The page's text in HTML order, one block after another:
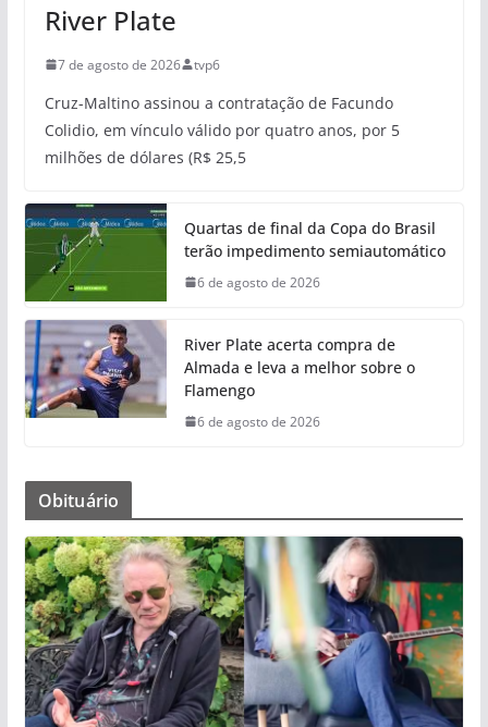
River Plate
7 de agosto de 2026 tvp6
Cruz-Maltino assinou a contratação de Facundo
Colidio, em vínculo válido por quatro anos, por 5
milhões de dólares (R$ 25,5
Quartas de final da Copa do Brasil
terão impedimento semiautomático
6 de agosto de 2026
River Plate acerta compra de
Almada e leva a melhor sobre o
Flamengo
6 de agosto de 2026
Obituário